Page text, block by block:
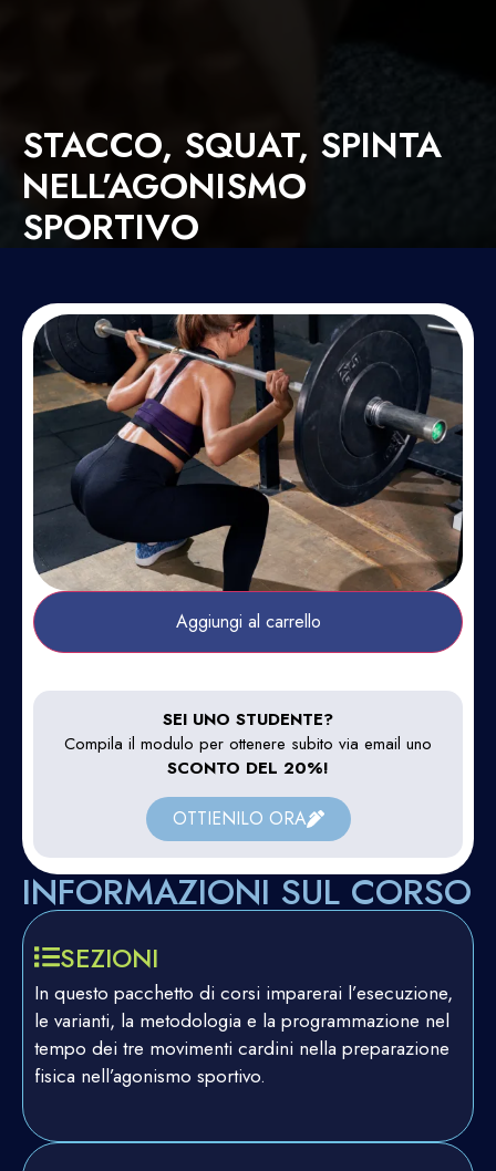
STACCO, SQUAT, SPINTA
NELL’AGONISMO
SPORTIVO
INFORMAZIONI SUL CORSO
SEZIONI
In questo pacchetto di corsi imparerai l’esecuzione,
le varianti, la metodologia e la programmazione nel
tempo dei tre movimenti cardini nella preparazione
fisica nell’agonismo sportivo.
Aggiungi al carrello
SEI UNO STUDENTE?
Compila il modulo per ottenere subito via email uno
SCONTO DEL 20%!
OTTIENILO ORA